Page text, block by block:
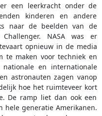
een leerkracht onder de
kinderen en andere
naar de beelden van de
NASA was er
opnieuw in de media
te maken voor techniek en
en internationale
astronauten zagen vanop
hoe het ruimteveer kort
De ramp liet dan ook een
hele generatie Amerikanen.